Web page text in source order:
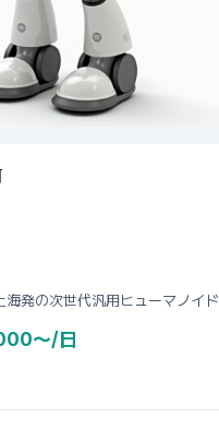
海発の次世代汎用ヒューマノイド
〜/日